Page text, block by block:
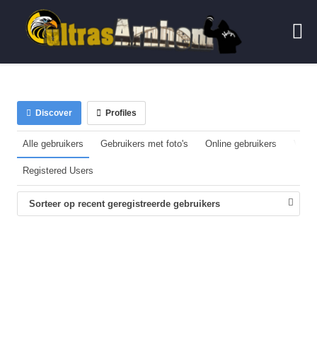
Discover Profiles
Alle gebruikers Gebruikers met foto's Online gebruikers
Registered Users
Sorteer op recent geregistreerde gebruikers